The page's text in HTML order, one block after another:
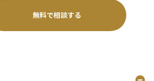
無料で相談する